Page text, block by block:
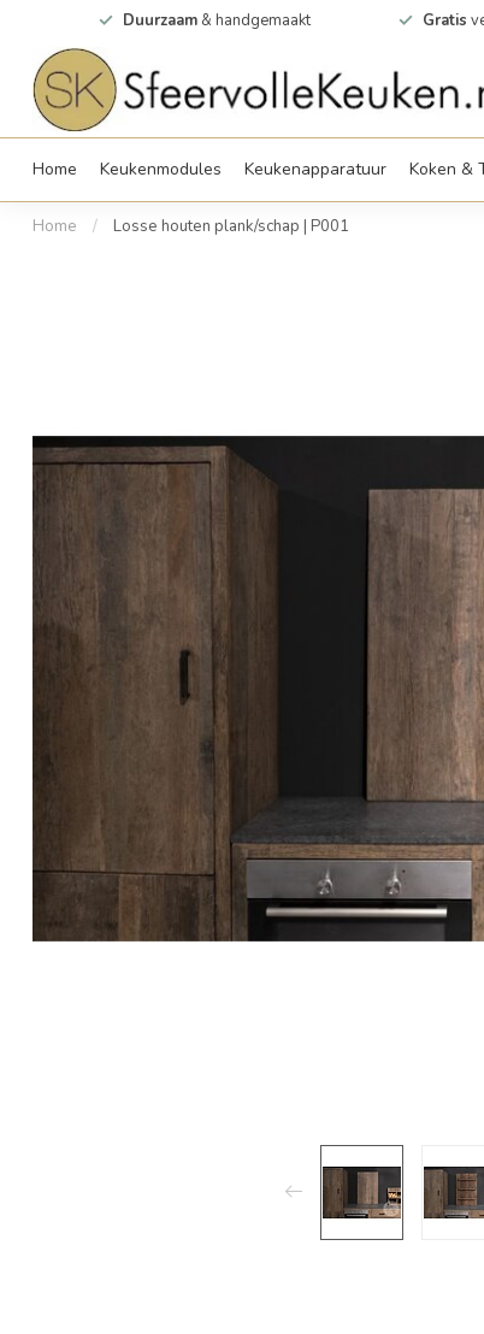
Duurzaam & handgemaakt Gratis
Home Keukenmodules Keukenapparatuur Koken &
Home / Losse houten plank/schap | P001